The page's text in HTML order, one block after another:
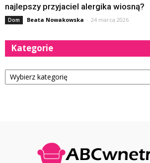
najlepszy przyjaciel alergika wiosną?
Dom Beata Nowakowska - 24 marca 2026
Kategorie
Kategorie